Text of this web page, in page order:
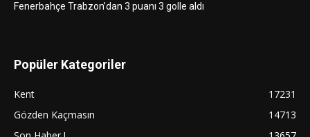
Fenerbahçe Trabzon’dan 3 puanı 3 golle aldı
Popüler Kategoriler
Kent
17231
Gözden Kaçmasın
14713